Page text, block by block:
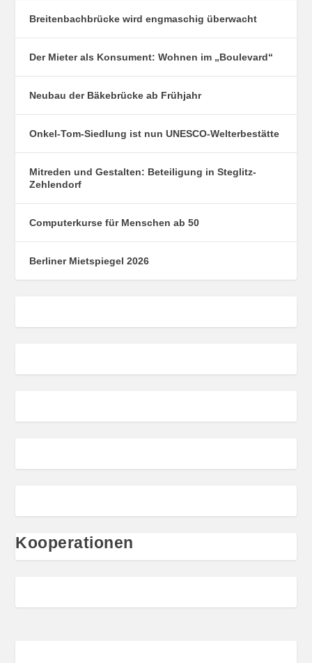
Breitenbachbrücke wird engmaschig überwacht
Der Mieter als Konsument: Wohnen im „Boulevard“
Neubau der Bäkebrücke ab Frühjahr
Onkel-Tom-Siedlung ist nun UNESCO-Welterbestätte
Mitreden und Gestalten: Beteiligung in Steglitz-
Zehlendorf
Computerkurse für Menschen ab 50
Berliner Mietspiegel 2026
Kooperationen